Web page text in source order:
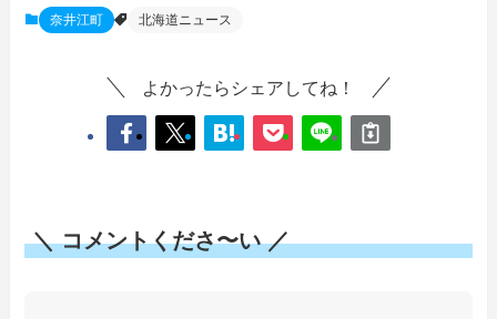
奈井江町 北海道ニュース
よかったらシェアしてね！
＼ コメントくださ〜い ／